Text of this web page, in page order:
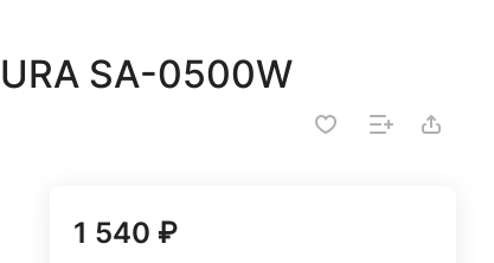
SA-0500W
1 540 ₽